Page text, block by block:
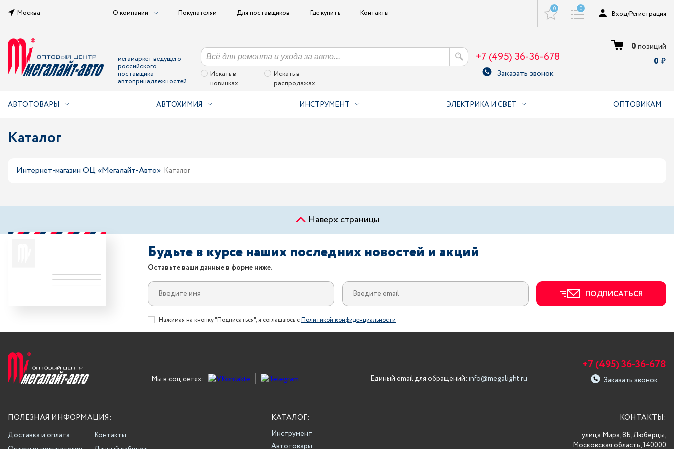
Москва О компании Покупателям Для поставщиков Где купить Контакты 0 0
Вход/Регистрация
мегамаркет ведущего
российского
поставщика
автопринадлежностей
Искать в
новинках
Искать в
распродажах
+7 (495) 36-36-678
Заказать звонок
0позиций
0
АВТОТОВАРЫ АВТОХИМИЯ ИНСТРУМЕНТ ЭЛЕКТРИКА И СВЕТ ОПТОВИКАМ
Каталог
Интернет-магазин ОЦ «Мегалайт-Авто» Каталог
Наверх страницы
Будьте в курсе наших последних новостей и акций
Оставьте ваши данные в форме ниже.
ПОДПИСАТЬСЯ
Нажимая на кнопку "Подписаться", я соглашаюсь сПолитикой конфиденциальности
Мы в соц сетях: Единый email для обращений: info@megalight.ru
+7 (495) 36-36-678
Заказать звонок
ПОЛЕЗНАЯ ИНФОРМАЦИЯ:
Доставка и оплата
Контакты
КАТАЛОГ:
Инструмент
Автотовары
КОНТАКТЫ:
улица Мира, 8Б, Люберцы,
Московская область, 140000